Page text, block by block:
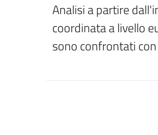
Analisi a partire
coordinata a livello
sono confrontati